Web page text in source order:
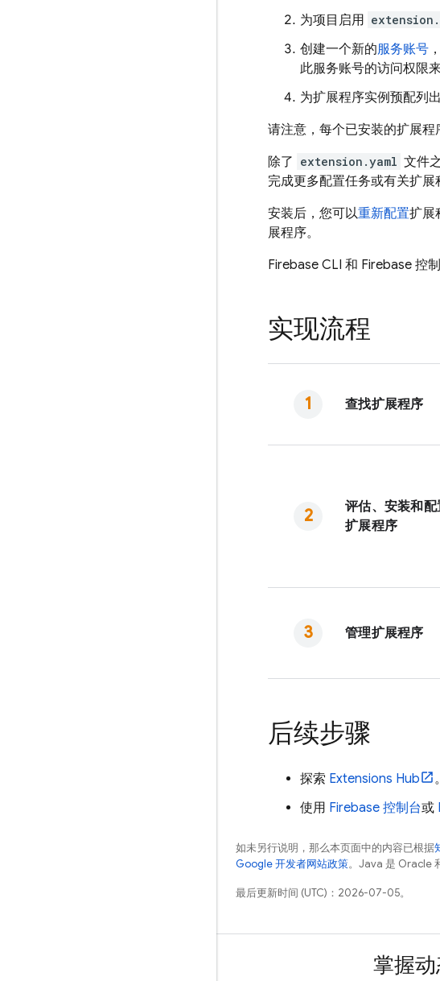
为项目启用
创建一个新的服务账号
此服务账号的访问权限
为扩展程序实例预配列
请注意，每个已安装的扩展程
除了 extension.yaml 文件
完成更多配置任务或有关扩展
安装后，您可以重新配置扩展
展程序。
Firebase CLI 和 Firebase 控
实现流程
查找扩展程序
评估、安装和配
扩展程序
管理扩展程序
后续步骤
探索 Extensions Hub
。
使用 Firebase 控制台或
如未另行说明，那么本页面中的内容已根据
Google 开发者网站政策。Java 是 Oracle
最后更新时间 (UTC)：2026-07-05。
掌握